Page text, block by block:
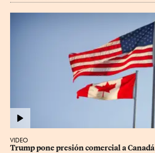
VIDEO
Trump pone presión comercial a Canadá